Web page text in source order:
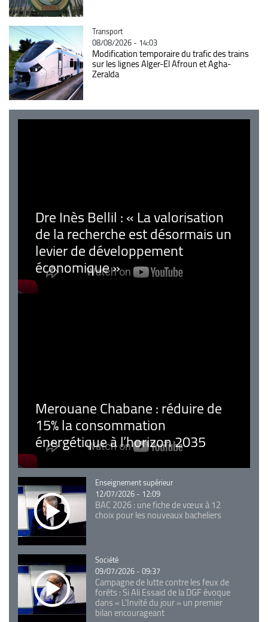
Catégorie
Transport
08/08/2026 - 14:03
Modification temporaire du trafic des trains
sur les lignes Alger-El Afroun et Agha-
Zeralda
Dre Inès Bellil : « La valorisation
de la recherche est désormais un
levier de développement
économique »
Merouane Chabane : réduire de
15% la consommation
énergétique à l’horizon 2035
Catégorie
Enseignement supérieur
12/07/2026 - 12:09
BAC 2026 : une fiche de vœux à 12
choix pour les nouveaux bacheliers
Catégorie
Société
09/07/2026 - 09:37
Campagne de lutte contre les feux de
forêts : Si Ali Essaid de la DGF évoque
dans « L'Invité du jour » un premier
bilan encourageant